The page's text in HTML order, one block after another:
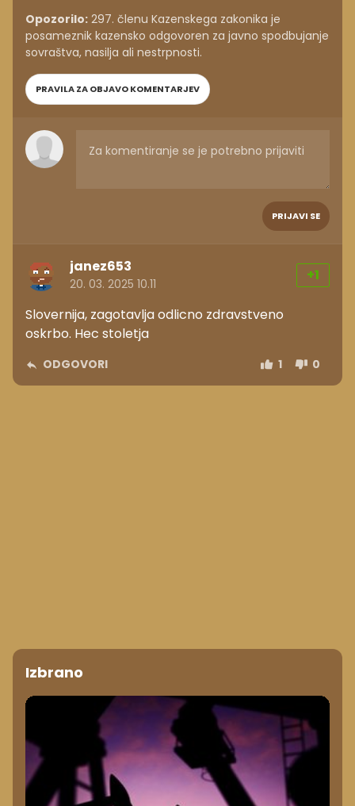
Opozorilo: 297. členu Kazenskega zakonika je
posameznik kazensko odgovoren za javno spodbujanje
sovraštva, nasilja ali nestrpnosti.
PRAVILA ZA OBJAVO KOMENTARJEV
PRIJAVI SE
janez653
20. 03. 2025 10.11
+1
Slovernija, zagotavlja odlicno zdravstveno
oskrbo. Hec stoletja
ODGOVORI 1 0
Izbrano